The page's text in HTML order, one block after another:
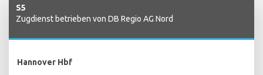
S5
Zugdienst betrieben von DB Regio AG Nord
Hannover Hbf